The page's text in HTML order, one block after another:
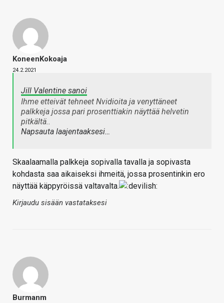
KoneenKokoaja
24.2.2021
Jill Valentine sanoi
Ihme etteivät tehneet Nvidioita ja venyttäneet
palkkeja jossa pari prosenttiakin näyttää helvetin
pitkältä..
Napsauta laajentaaksesi…
Skaalaamalla palkkeja sopivalla tavalla ja sopivasta
kohdasta saa aikaiseksi ihmeitä, jossa prosentinkin ero
näyttää käppyröissä valtavalta.
Kirjaudu sisään vastataksesi
Burmanm